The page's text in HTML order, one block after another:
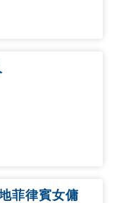
菲律賓女傭